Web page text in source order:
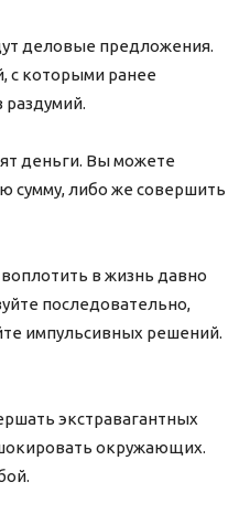
деловые предложения.
с которыми ранее
без раздумий.
деньги. Вы можете
сумму, либо же совершить
в жизнь давно
последовательно,
импульсивных решений.
экстравагантных
окружающих.
собой.